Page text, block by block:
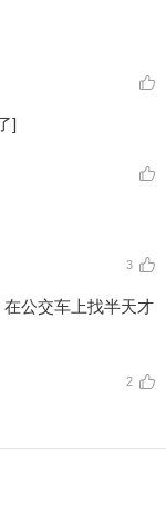
]
3
公交车上找半天才
2